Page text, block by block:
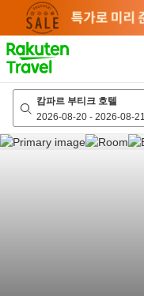
page
캄파르 부티크 호텔
2026-08-20 - 2026-08-21